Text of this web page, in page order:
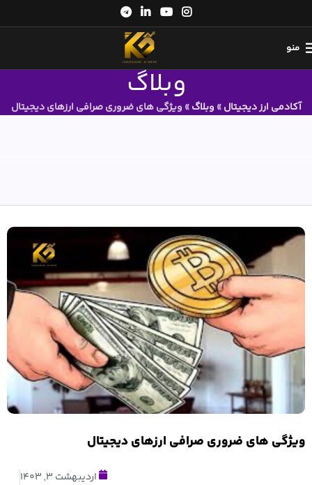
منو
وبلاگ
آکادمی ارز دیجیتال» وبلاگ» ویژگی های ضروری صرافی ارزهای دیجیتال
ویژگی های ضروری صرافی ارزهای دیجیتال
اردیبهشت 3, 1403